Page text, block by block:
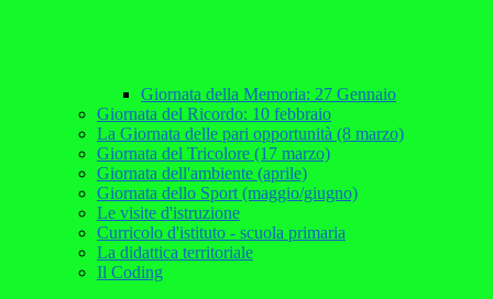
Giornata della Memoria: 27 Gennaio
Giornata del Ricordo: 10 febbraio
La Giornata delle pari opportunità (8 marzo)
Giornata del Tricolore (17 marzo)
Giornata dell'ambiente (aprile)
Giornata dello Sport (maggio/giugno)
Le visite d'istruzione
Curricolo d'istituto - scuola primaria
La didattica territoriale
Il Coding